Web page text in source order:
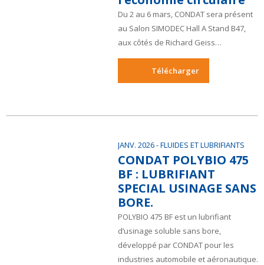
Du 2 au 6 mars, CONDAT sera présent
au Salon SIMODEC Hall A Stand B47,
aux côtés de Richard Geiss…
Télécharger
JANV. 2026- FLUIDES ET LUBRIFIANTS
CONDAT POLYBIO 475
BF : LUBRIFIANT
SPECIAL USINAGE SANS
BORE.
POLYBIO 475 BF est un lubrifiant
d’usinage soluble sans bore,
développé par CONDAT pour les
industries automobile et aéronautique.